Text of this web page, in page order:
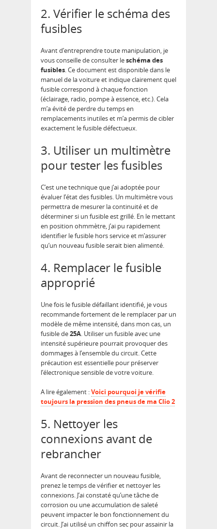
2. Vérifier le schéma des
fusibles
Avant d’entreprendre toute manipulation, je
vous conseille de consulter leschéma des
fusibles. Ce document est disponible dans le
manuel de la voiture et indique clairement quel
fusible correspond à chaque fonction
(éclairage, radio, pompe à essence, etc.). Cela
m’a évité de perdre du temps en
remplacements inutiles et m’a permis de cibler
exactement le fusible défectueux.
3. Utiliser un multimètre
pour tester les fusibles
C’est une technique que j’ai adoptée pour
évaluer l’état des fusibles. Un multimètre vous
permettra de mesurer la continuité et de
déterminer si un fusible est grillé. En le mettant
en position ohmmètre, j’ai pu rapidement
identifier le fusible hors service et m’assurer
qu’un nouveau fusible serait bien alimenté.
4. Remplacer le fusible
approprié
Une fois le fusible défaillant identifié, je vous
recommande fortement de le remplacer par un
modèle de même intensité, dans mon cas, un
fusible de25A. Utiliser un fusible avec une
intensité supérieure pourrait provoquer des
dommages à l’ensemble du circuit. Cette
précaution est essentielle pour préserver
l’électronique sensible de votre voiture.
A lire également :Voici pourquoi je vérifie
toujours la pression des pneus de ma Clio 2
5. Nettoyer les
connexions avant de
rebrancher
Avant de reconnecter un nouveau fusible,
prenez le temps de vérifier et nettoyer les
connexions. J’ai constaté qu’une tâche de
corrosion ou une accumulation de saleté
peuvent impacter le bon fonctionnement du
circuit. J’ai utilisé un chiffon sec pour assainir la